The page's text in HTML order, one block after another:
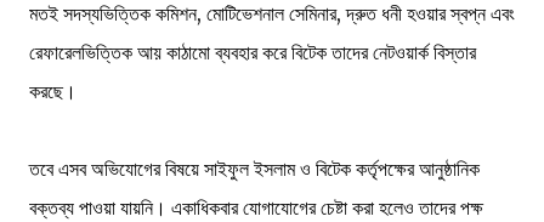
মতই সদস্যভিত্তিক কমিশন, মোটিভেশনাল সেমিনার, দ্রুত ধনী হওয়ার স্বপ্ন এবং
রেফারেলভিত্তিক আয় কাঠামো ব্যবহার করে বিটেক তাদের নেটওয়ার্ক বিস্তার
করছে।
তবে এসব অভিযোগের বিষয়ে সাইফুল ইসলাম ও বিটেক কর্তৃপক্ষের আনুষ্ঠানিক
বক্তব্য পাওয়া যায়নি। একাধিকবার যোগাযোগের চেষ্টা করা হলেও তাদের পক্ষ